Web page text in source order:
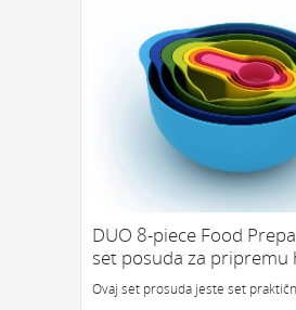
DUO 8-piece Food
set posuda za pripremu
Ovaj set prosuda jeste set